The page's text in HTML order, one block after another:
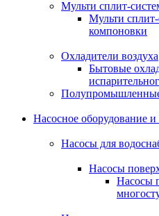
Мульти сплит-
Мульти
компоновки
Охладители воздуха
Бытовые
Насосное оборудование
Насосы для
Насосы
Насосы